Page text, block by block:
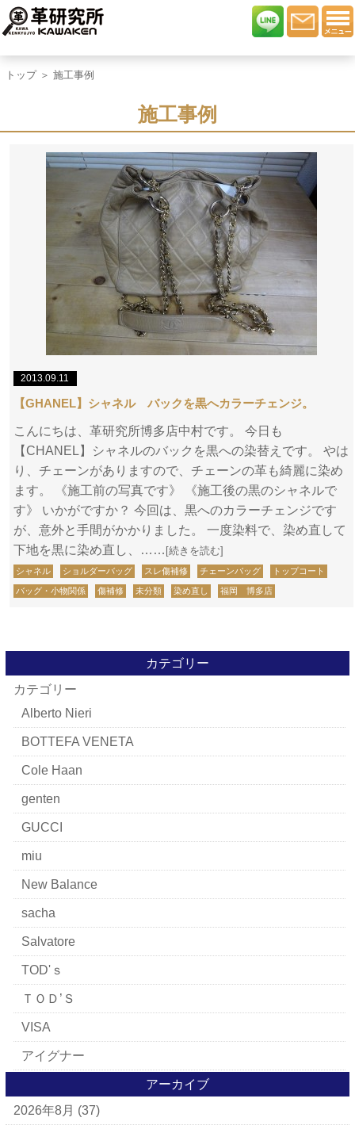
トップ＞ 施工事例
施工事例
2013.09.11
【GHANEL】シャネル バックを黒へカラーチェンジ。
こんにちは、革研究所博多店中村です。 今日も
【CHANEL】シャネルのバックを黒への染替えです。 やは
り、チェーンがありますので、チェーンの革も綺麗に染め
ます。 《施工前の写真です》 《施工後の黒のシャネルで
す》 いかがですか？ 今回は、黒へのカラーチェンジです
が、意外と手間がかかりました。 一度染料で、染め直して
下地を黒に染め直し、…… [続きを読む]
シャネル ショルダーバッグ スレ傷補修 チェーンバッグ トップコート
バッグ・小物関係 傷補修 未分類 染め直し 福岡 博多店
カテゴリー
カテゴリー
Alberto Nieri
BOTTEFA VENETA
Cole Haan
genten
GUCCI
miu
New Balance
sacha
Salvatore
TOD'ｓ
ＴＯＤ’Ｓ
VISA
アイグナー
アパレルブランド
アーカイブ
2026年8月 (37)